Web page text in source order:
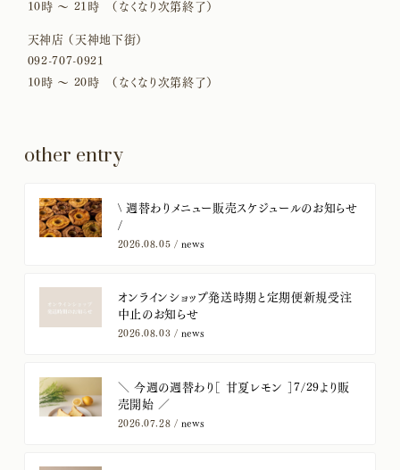
10時 〜 21時 （なくなり次第終了）
天神店 （天神地下街）
092-707-0921
10時 〜 20時 （なくなり次第終了）
other entry
​\ 週替わりメニュー販売スケジュールのお知らせ
/
2026.08.05 / news
オンラインショップ発送時期と定期便新規受注
中止のお知らせ
2026.08.03 / news
＼ 今週の週替わり［ 甘夏レモン ］7/29より販
売開始 ／
2026.07.28 / news